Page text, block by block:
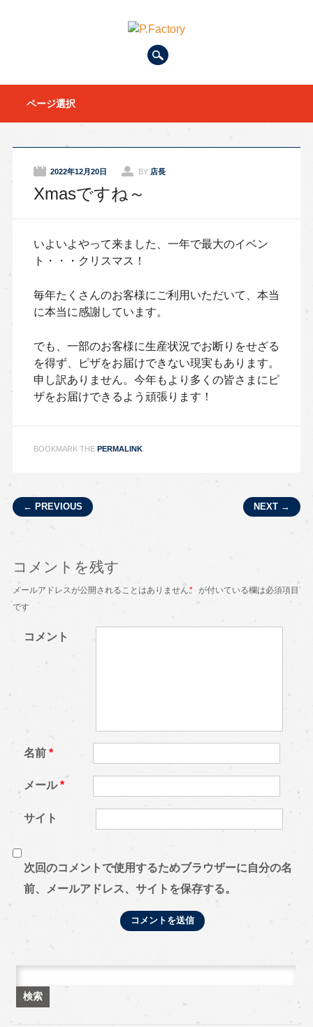
Main menu
ページ選択
2022年12月20日 BY 店長
Xmasですね～
いよいよやって来ました、一年で最大のイベン
ト・・・クリスマス！
毎年たくさんのお客様にご利用いただいて、本当
に本当に感謝しています。
でも、一部のお客様に生産状況でお断りをせざる
を得ず、ピザをお届けできない現実もあります。
申し訳ありません。今年もより多くの皆さまにピ
ザをお届けできるよう頑張ります！
BOOKMARK THE PERMALINK.
Post navigation
← PREVIOUS NEXT →
コメントを残す
メールアドレスが公開されることはありません。
* が付いている欄は必須項目
です
コメント
名前*
メール*
サイト
次回のコメントで使用するためブラウザーに自分の名
前、メールアドレス、サイトを保存する。